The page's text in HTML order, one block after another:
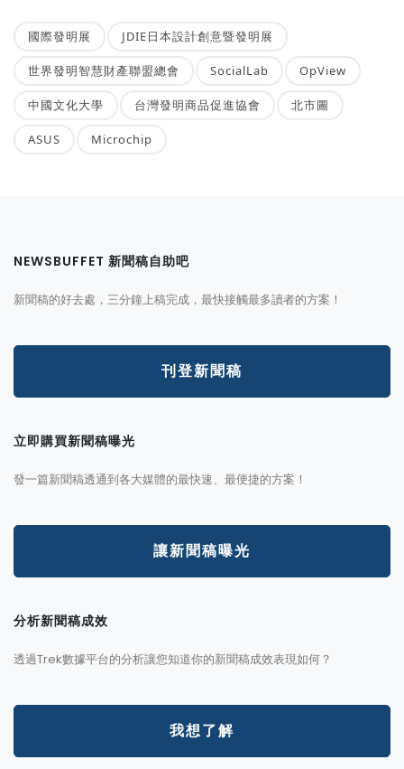
國際發明展 JDIE日本設計創意暨發明展
世界發明智慧財產聯盟總會 SocialLab OpView
中國文化大學 台灣發明商品促進協會 北市圖
ASUS Microchip
NEWSBUFFET 新聞稿自助吧
新聞稿的好去處，三分鐘上稿完成，最快接觸最多讀者的方案！
刊登新聞稿
立即購買新聞稿曝光
發一篇新聞稿透通到各大媒體的最快速、最便捷的方案！
讓新聞稿曝光
分析新聞稿成效
透過Trek數據平台的分析讓您知道你的新聞稿成效表現如何？
我想了解